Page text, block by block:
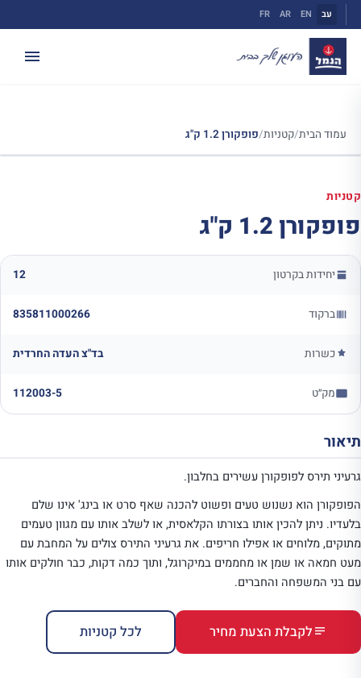
לתוכן
עב EN
AR
FR
עמוד הבית/קטניות/פופקורן 1.2 ק"ג
קטניות
פופקורן 1.2 ק"ג
יחידות בקרטון 12
ברקוד 835811000266
כשרות בד"צ העדה החרדית
מק״ט 112003-5
תיאור
גרעיני תירס לפופקורן עשירים בחלבון.
הפופקורן הוא נשנוש טעים ופשוט להכנה שאף סרט או בינג' אינו שלם
בלעדיו. ניתן להכין אותו בצורתו הקלאסית, או לשלב אותו עם מגוון טעמים
מתוקים, מלוחים או אפילו חריפים. את גרעיני התירס צולים על המחבת עם
מעט חמאה או שמן או מחממים במיקרוגל, ותוך כמה דקות, כבר חולקים אותו
עם בני המשפחה והחברים.
לקבלת הצעת מחיר לכל קטניות